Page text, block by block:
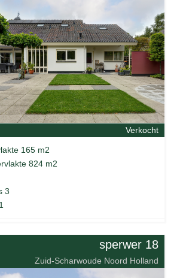
Verkocht
165 m2
824 m2
3
sperwer 18
Zuid-Scharwoude Noord Holland